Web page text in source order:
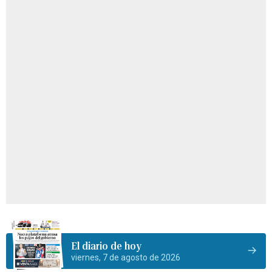
El diario de hoy
viernes, 7 de agosto de 2026